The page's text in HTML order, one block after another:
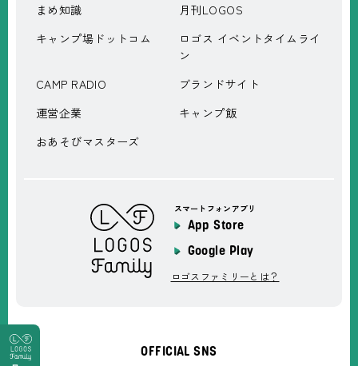
まめ知識
月刊LOGOS
キャンプ場ドットコム
ロゴス イベントタイムライ
ン
CAMP RADIO
ブランドサイト
運営企業
キャンプ飯
おあそびマスターズ
スマートフォンアプリ
App Store
Google Play
ロゴスファミリーとは？
OFFICIAL SNS